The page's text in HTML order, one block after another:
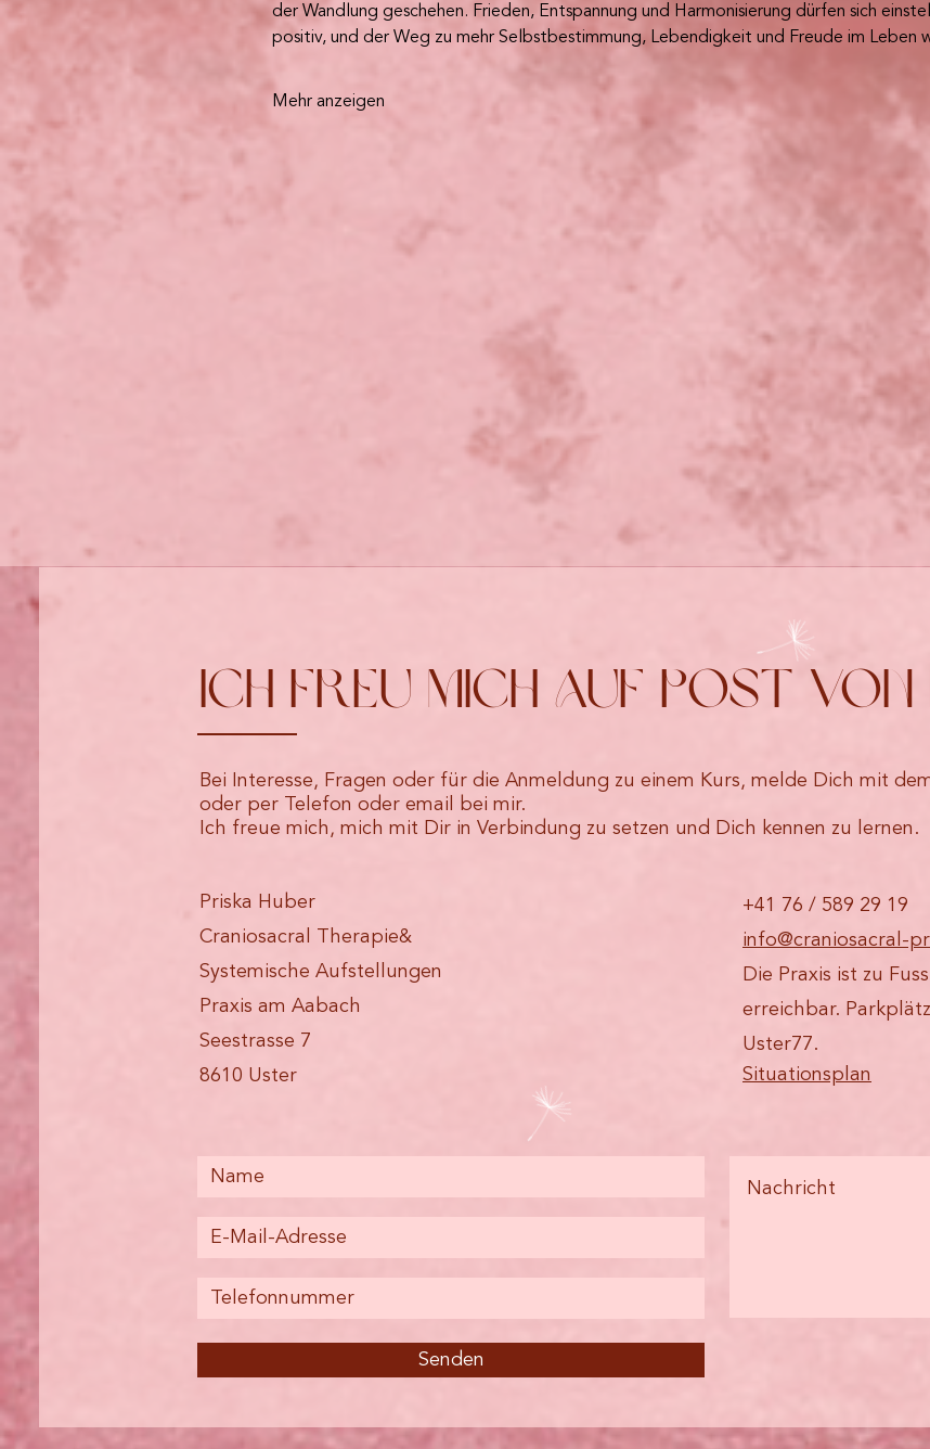
der Wandlung geschehen. Frieden, Entspannung und Harmonisierung dürfen sich
positiv, und der Weg zu mehr Selbstbestimmung, Lebendigkeit und Freude im Leben
Mehr anzeigen
Ich freu mich auf Post von
Bei Interesse, Fragen oder für die Anmeldung zu einem Kurs, melde Dich mit
oder per Telefon oder email bei mir.
Ich freue mich, mich mit Dir in Verbindung zu setzen und Dich kennen zu lernen.
Senden
Priska Huber
Craniosacral Therapie&
Systemische Aufstellungen
Praxis am Aabach
Seestrasse 7
8610 Uster
+41 76 / 589 29 19
info@craniosacral-
Die Praxis ist zu
erreichbar.
Uster77.
Situationsplan